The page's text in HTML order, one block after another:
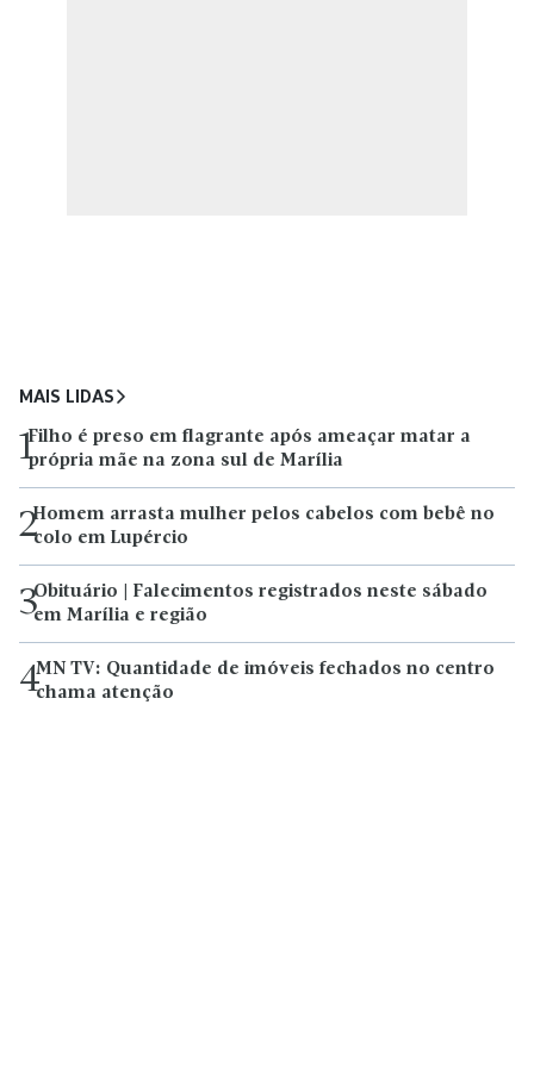
MAIS LIDAS
1Filho é preso em flagrante após ameaçar matar a
própria mãe na zona sul de Marília
2Homem arrasta mulher pelos cabelos com bebê no
colo em Lupércio
3Obituário | Falecimentos registrados neste sábado
em Marília e região
4MN TV: Quantidade de imóveis fechados no centro
chama atenção